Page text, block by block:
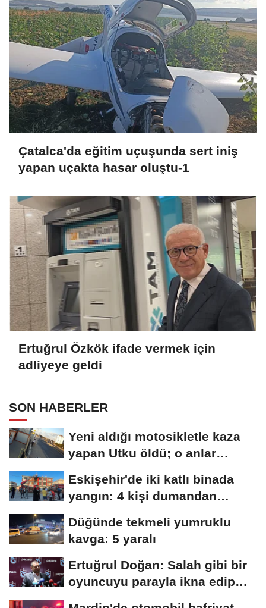
Çatalca'da eğitim uçuşunda sert iniş
yapan uçakta hasar oluştu-1
Ertuğrul Özkök ifade vermek için
adliyeye geldi
SON HABERLER
Yeni aldığı motosikletle kaza
yapan Utku öldü; o anlar
Eskişehir'de iki katlı binada
yangın: 4 kişi dumandan
Düğünde tekmeli yumruklu
kavga: 5 yaralı
Ertuğrul Doğan: Salah gibi bir
oyuncuyu parayla ikna edip